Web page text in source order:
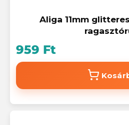
Aliga 11mm
959 Ft